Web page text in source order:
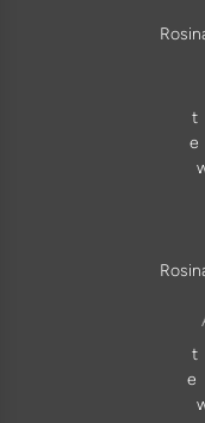
t
e
t
e